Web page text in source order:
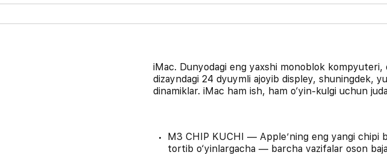
iMac. Dunyodagi eng yaxshi monoblok
dizayndagi 24 dyuymli ajoyib displey, shuningdek,
dinamiklar. iMac ham ish, ham o‘yin-kulgi uchun
M3 CHIP KUCHI — Apple’ning eng yangi chipi
tortib o‘yinlargacha — barcha vazifalar oson